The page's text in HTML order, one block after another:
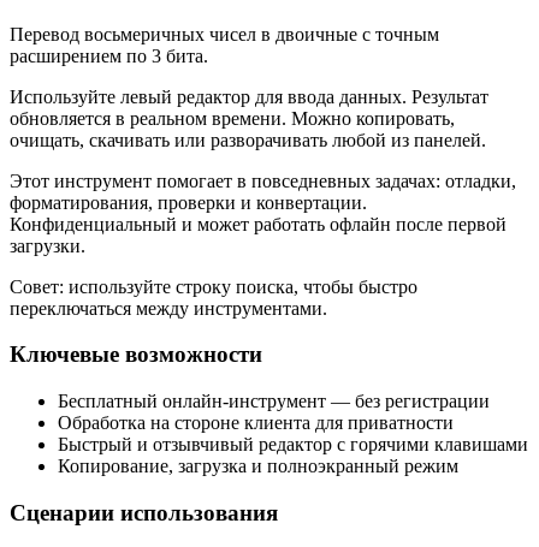
Перевод восьмеричных чисел в двоичные с точным
расширением по 3 бита.
Используйте левый редактор для ввода данных. Результат
обновляется в реальном времени. Можно копировать,
очищать, скачивать или разворачивать любой из панелей.
Этот инструмент помогает в повседневных задачах: отладки,
форматирования, проверки и конвертации.
Конфиденциальный и может работать офлайн после первой
загрузки.
Совет: используйте строку поиска, чтобы быстро
переключаться между инструментами.
Ключевые возможности
Бесплатный онлайн‑инструмент — без регистрации
Обработка на стороне клиента для приватности
Быстрый и отзывчивый редактор с горячими клавишами
Копирование, загрузка и полноэкранный режим
Сценарии использования